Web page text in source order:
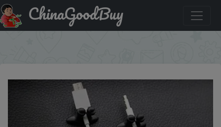
Промокод на знижку LZHJRG35 8PCS Lot Car Wire
Cable Holder Tie Clip Fixer Organizer
ChinaGoodBuy